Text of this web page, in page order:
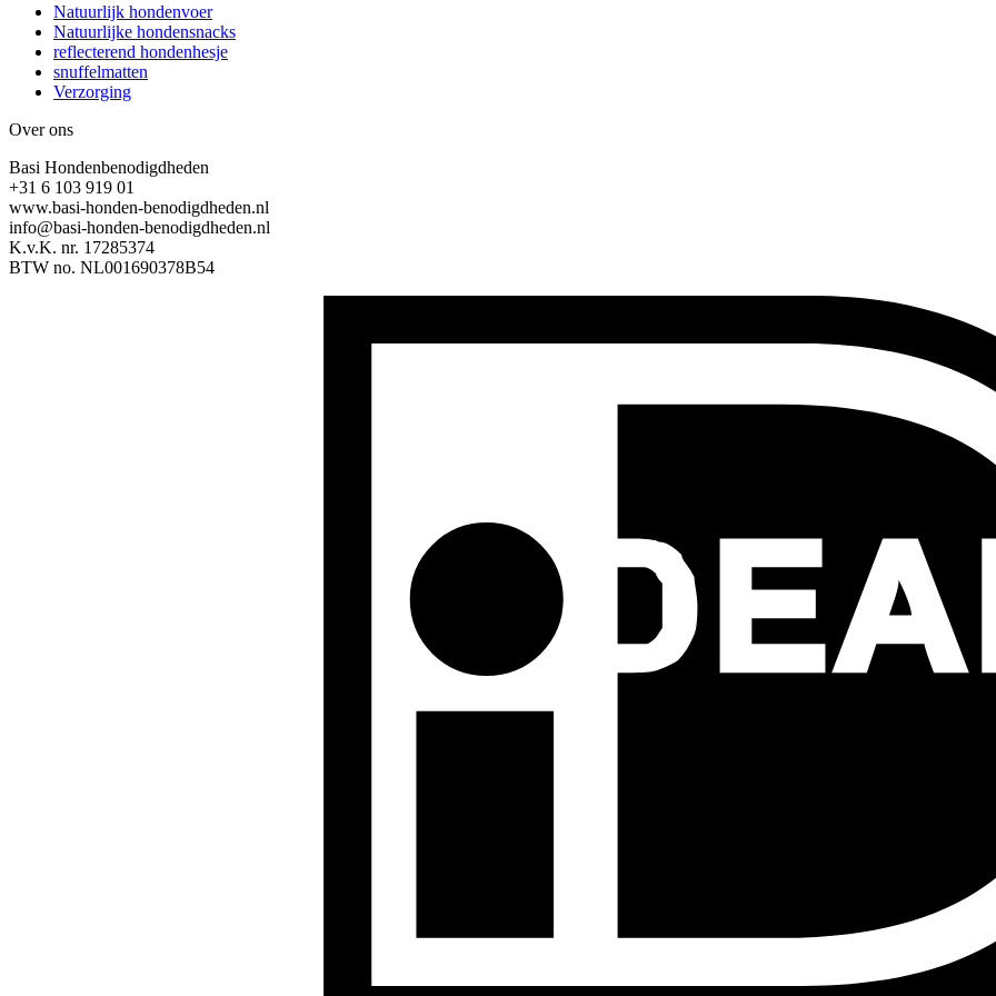
Natuurlijk hondenvoer
Natuurlijke hondensnacks
reflecterend hondenhesje
snuffelmatten
Verzorging
Over ons
Basi Hondenbenodigdheden
+31 6 103 919 01
www.basi-honden-benodigdheden.nl
info@basi-honden-benodigdheden.nl
K.v.K. nr. 17285374
BTW no. NL001690378B54